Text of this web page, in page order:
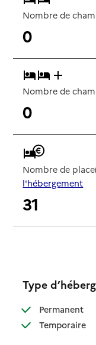
Nombre de
0
Nombre de
0
Nombre de
l'hébergement
31
Type
Permanent
:
Temporaire
: